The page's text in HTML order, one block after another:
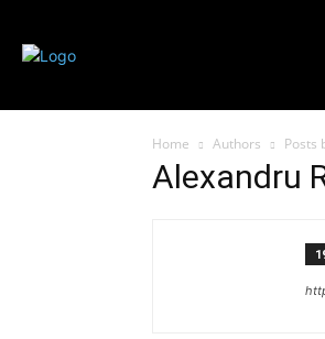
Home Authors Posts
Alexandru